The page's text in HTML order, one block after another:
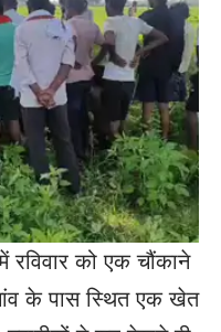
रविवार को एक चौंकाने
के पास स्थित एक खेत